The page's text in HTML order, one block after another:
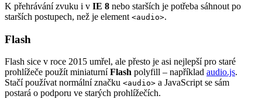
K přehrávání zvuku i v IE 8 nebo starších je potřeba sáhnout po
starších postupech, než je element <audio>.
Flash
Flash sice v roce 2015 umřel, ale přesto je asi nejlepší pro staré
prohlížeče použít miniaturníFlash polyfill – například audio.js.
Stačí používat normální značku <audio> a JavaScript se sám
postará o podporu ve starých prohlížečích.